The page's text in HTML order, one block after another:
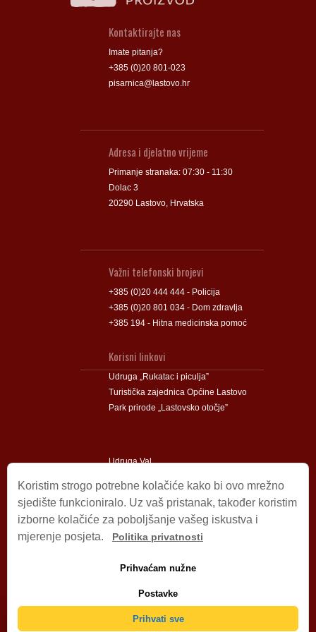
Kontaktirajte nas
Imate pitanja?
+385 (0)20 801-023
pisarnica@lastovo.hr
Adresa i djelatno vrijeme
Primanje stranaka: 07:30 - 11:30
Dolac 3
20290 Lastovo, Hrvatska
Važni telefonski brojevi
+385 (0)20 444 444 - Policija
+385 (0)20 801 034 - Dom zdravlja
+385 194 - Hitna medicinska pomoć
Korisni linkovi
Udruga „Rukatac i piculja”
Turistička zajednica Općine Lastovo
Park prirode „Lastovsko otočje”
Udruga Val
Impressum
© 2009 – 2026 Općina Lastovo.
Izjava o privatnosti
Izjava o pristupačnosti.
Koristim strogo potrebne kolačiće kako bi ovo mrežno
sjedište funkcioniralo. Uz vaš pristanak, također koristim
izborne kolačiće za poboljšanje vašeg iskustva i
mjerenje posjeta.
Politika privatnosti
Prihvaćam nužne
Postavke
Prihvati sve